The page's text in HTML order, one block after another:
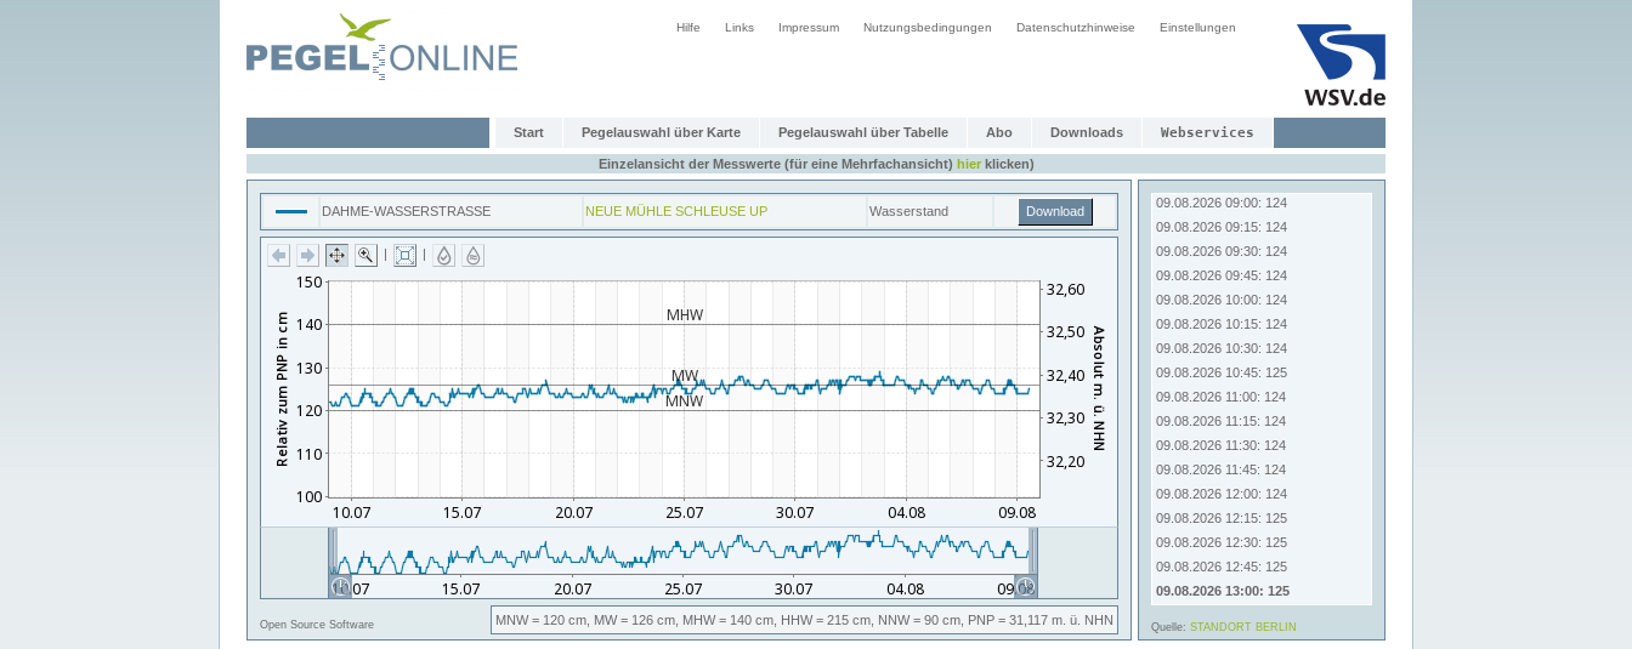
Hilfe Links Impressum Nutzungsbedingungen Datenschutzhinweise Einstellungen
Start Pegelauswahl über Karte Pegelauswahl über Tabelle Abo Downloads Webservices
Einzelansicht der Messwerte (für eine Mehrfachansicht) hierklicken)
DAHME-WASSERSTRASSE NEUE MÜHLE SCHLEUSE UP Wasserstand Download
| |
Open Source Software MNW= 120 cm, MW= 126 cm, MHW= 140 cm, HHW= 215 cm, NNW= 90 cm, PNP = 31,117 m. ü. NHN
09.08.2026 07:15: 124
09.08.2026 08:15: 124
09.08.2026 08:30: 124
09.08.2026 08:45: 124
09.08.2026 09:00: 124
09.08.2026 09:15: 124
09.08.2026 09:30: 124
09.08.2026 09:45: 124
09.08.2026 10:00: 124
09.08.2026 10:15: 124
09.08.2026 10:30: 124
09.08.2026 10:45: 125
09.08.2026 11:00: 124
09.08.2026 11:15: 124
09.08.2026 11:30: 124
09.08.2026 11:45: 124
09.08.2026 12:00: 124
09.08.2026 12:15: 125
09.08.2026 12:30: 125
09.08.2026 12:45: 125
09.08.2026 13:00: 125
Quelle: STANDORT BERLIN